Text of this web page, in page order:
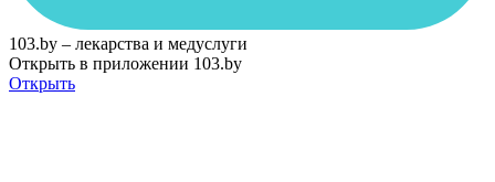
103.by – лекарства и медуслуги
Открыть в приложении 103.by
Открыть